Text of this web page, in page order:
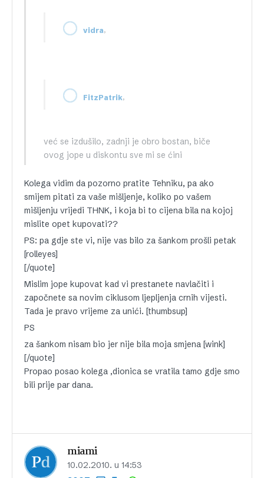
vidra,
FitzPatrik,
već se izdušilo, zadnji je obro bostan, biče
ovog jope u diskontu sve mi se ćini
Kolega vidim da pozorno pratite Tehniku, pa ako
smijem pitati za vaše mišljenje, koliko po vašem
mišljenju vrijedi THNK, i koja bi to cijena bila na kojoj
mislite opet kupovati??
PS: pa gdje ste vi, nije vas bilo za šankom prošli petak
[rolleyes]
[/quote]
Mislim jope kupovat kad vi prestanete navlačiti i
započnete sa novim ciklusom ljepljenja crnih vijesti.
Tada je pravo vrijeme za unići. [thumbsup]
PS
za šankom nisam bio jer nije bila moja smjena [wink]
[/quote]
Propao posao kolega ,dionica se vratila tamo gdje smo
bili prije par dana.
miami
10.02.2010. u 14:53